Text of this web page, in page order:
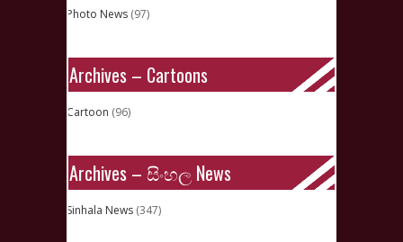
Photo News (97)
Archives – Cartoons
Cartoon (96)
Archives – සිංහල News
Sinhala News (347)